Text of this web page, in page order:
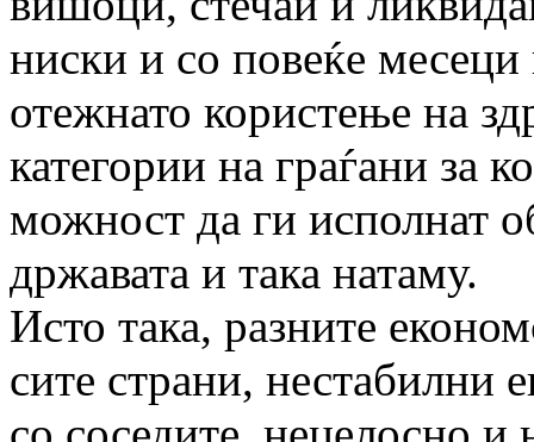
ниски и со повеќе
отежнато користење на
категории на граѓани за
можност да ги исполнат
државата и така натаму.
Исто така, разните
сите страни, нестабилни